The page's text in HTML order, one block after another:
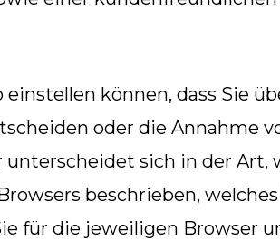
können, dass Sie
oder die Annahme
sich in der Art,
beschrieben,
für die jeweiligen Browser